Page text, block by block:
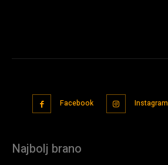
Facebook Instagram
Najbolj brano